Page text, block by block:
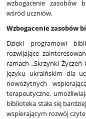
na
lata
2021-
2025
wzbogacenie zasobów
wśród uczniów.
Wzbogacenie zasobów
Dzięki programowi
rozwijające
ramach „Skrzynki
języku ukraińskim dla
nowożytnych
terapeutyczne,
biblioteka stała się
wspierającym rozwój